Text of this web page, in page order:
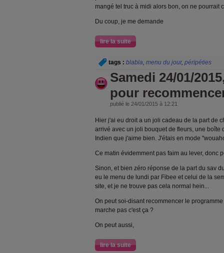
mangé tel truc à midi alors bon, on ne pourrait
Du coup, je me demande
lire la suite
tags : blabla, menu du jour, péripéties
Samedi 24/01/
pour
publié le 24/01/2015 à 12:21
Hier j'ai eu droit a un joli cadeau de la part de
arrivé avec un joli bouquet de fleurs, une boîte
Indien que j'aime bien. J'étais en mode
Ce matin évidemment pas faim au lever, donc
Sinon, et bien zéro réponse de la part du sav
eu le menu de lundi par Fibee et celui de la
site, et je ne trouve pas cela normal hein...
On peut soi-disant recommencer le
marche pas c'est ça ?
On peut aussi,
lire la suite